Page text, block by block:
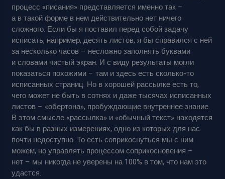
процесс «писания» представляется именно так –
а в такой форме в нем действительно нет ничего
сложного. Если бы я поставил перед собой задачу
исписать, например, десять листов, я бы справился с ней
за несколько часов – несложно заполнять буквами
и словами чистый экран. И с виду результаты могли
показаться похожими – там и здесь есть сколько-то
исписанных страниц. Но в хорошей рассылке есть то,
чего может не быть в сотнях и даже тысячах исписанных
листов – «обертона», пробуждающие внутреннее знание.
В этом смысле «рассылка» и «обычный текст» находятся
как бы в разных измерениях, одно из которых для нас
почти недоступно. То есть соприкоснуться мы с ним
можем, но управлять процессом соприкосновения –
нет – мы никогда не уверены на 100% в том, что нам это
удастся.